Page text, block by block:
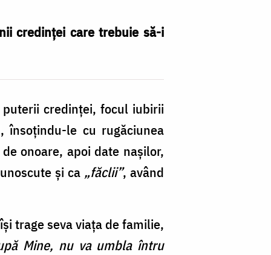
credinței care trebuie să-i
credinţei, focul iubirii
însoţindu-le cu rugăciunea
onoare, apoi date naşilor,
şi ca „făclii”, având
îşi trage seva viaţa de familie,
Mine, nu va umbla întru